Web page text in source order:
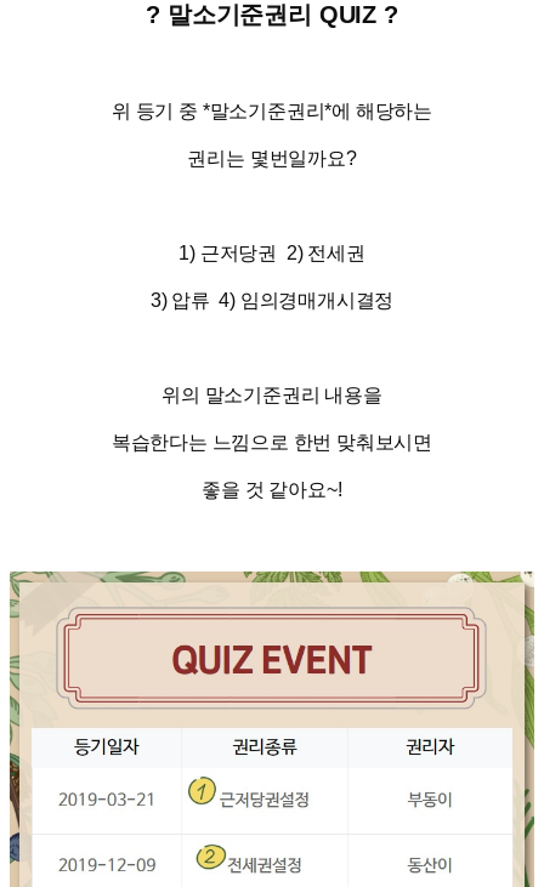
? 말소기준권리 QUIZ ?
위 등기 중 *말소기준권리*에 해당하는
권리는 몇번일까요?
1) 근저당권 2) 전세권
3) 압류 4) 임의경매개시결정
위의 말소기준권리 내용을
복습한다는 느낌으로 한번 맞춰보시면
좋을 것 같아요~!